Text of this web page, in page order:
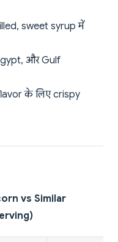
sweet syrup में
और Gulf
के लिए crispy
vs Similar